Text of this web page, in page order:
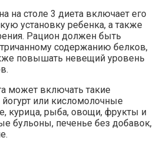
на столе 3 диета включает его
установку ребенка, а также
Рацион должен быть
содержанию белков,
повышать невещий уровень
может включать такие
или кисломолочные
курица, рыба, овощи, фрукты и
бульоны, печенье без добавок,